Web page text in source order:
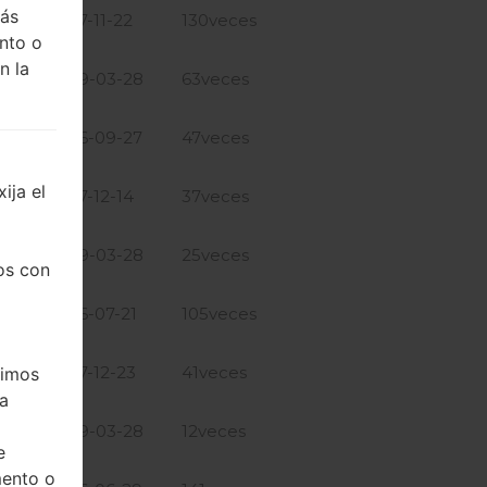
2017-11-22 130veces
2019-03-28 63veces
2016-09-27 47veces
2017-12-14 37veces
2019-03-28 25veces
2016-07-21 105veces
2017-12-23 41veces
2019-03-28 12veces
o
la
el
con
o